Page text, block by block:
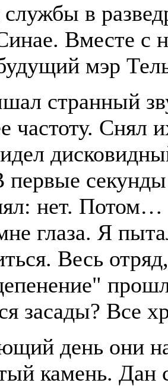
в
Вместе
мэр
странный
частоту. Снял
нет. Потом…
глаза. Я
Весь
засады? Все
день они
камень. Дан